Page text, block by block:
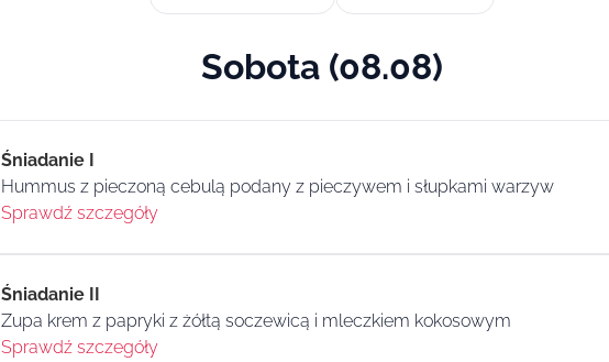
Sobota (08.08)
Śniadanie I
Hummus z pieczoną cebulą podany z pieczywem i słupkami warzyw
Sprawdź szczegóły
Śniadanie II
Zupa krem z papryki z żółtą soczewicą i mleczkiem kokosowym
Sprawdź szczegóły